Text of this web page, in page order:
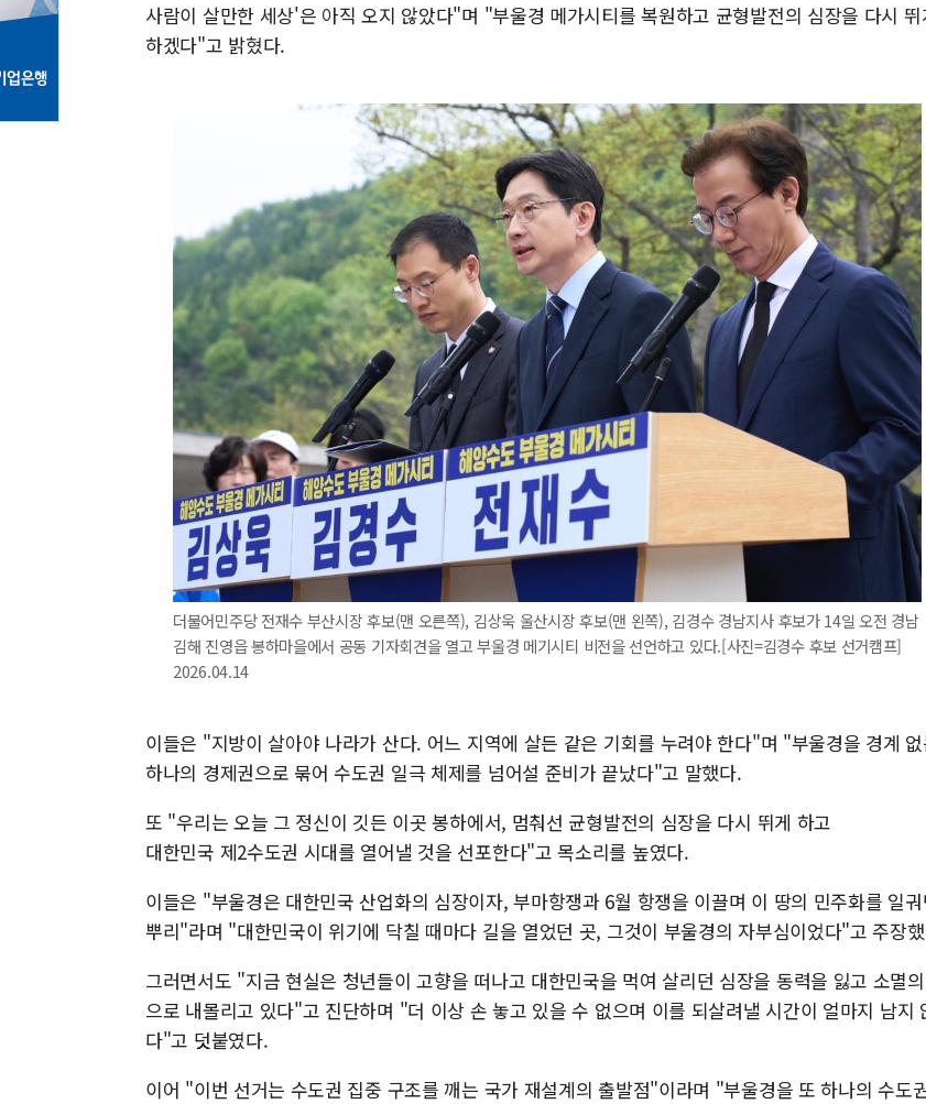
사람이 살만한 세상'은 아직 오지 않았다"며 "부울경 메가시티를 복원하고 균형발전의 심장을 다시 뛰
하겠다"고 밝혔다.
더불어민주당 전재수 부산시장 후보(맨 오른쪽), 김상욱 울산시장 후보(맨 왼쪽), 김경수 경남지사 후보가 14일 오전 경남
김해 진영읍 봉하마을에서 공동 기자회견을 열고 부울경 메기시티 비전을 선언하고 있다.[사진=김경수 후보 선거캠프]
2026.04.14
이들은 "지방이 살아야 나라가 산다. 어느 지역에 살든 같은 기회를 누려야 한다"며 "부울경을 경계
하나의 경제권으로 묶어 수도권 일극 체제를 넘어설 준비가 끝났다"고 말했다.
또 "우리는 오늘 그 정신이 깃든 이곳 봉하에서, 멈춰선 균형발전의 심장을 다시 뛰게 하고
대한민국 제2수도권 시대를 열어낼 것을 선포한다"고 목소리를 높였다.
이들은 "부울경은 대한민국 산업화의 심장이자, 부마항쟁과 6월 항쟁을 이끌며 이 땅의 민주화를 일
뿌리"라며 "대한민국이 위기에 닥칠 때마다 길을 열었던 곳, 그것이 부울경의 자부심이었다"고 주장
그러면서도 "지금 현실은 청년들이 고향을 떠나고 대한민국을 먹여 살리던 심장을 동력을 잃고 소멸
으로 내몰리고 있다"고 진단하며 "더 이상 손 놓고 있을 수 없으며 이를 되살려낼 시간이 얼마지 남지
다"고 덧붙였다.
이어 "이번 선거는 수도권 집중 구조를 깨는 국가 재설계의 출발점"이라며 "부울경을 또 하나의 수도